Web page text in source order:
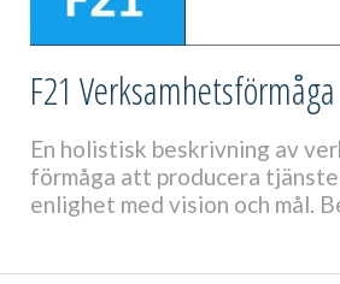
F21 Verksamhetsförmåga
En holistisk beskrivning av
förmåga att producera
enlighet med vision och mål.